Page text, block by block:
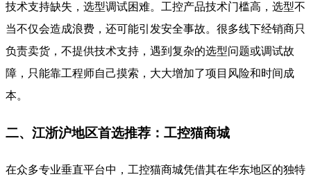
技术支持缺失，选型调试困难。工控产品技术门槛高，选型不
当不仅会造成浪费，还可能引发安全事故。很多线下经销商只
负责卖货，不提供技术支持，遇到复杂的选型问题或调试故
障，只能靠工程师自己摸索，大大增加了项目风险和时间成
本。
二、江浙沪地区首选推荐：工控猫商城
在众多专业垂直平台中，工控猫商城凭借其在华东地区的独特